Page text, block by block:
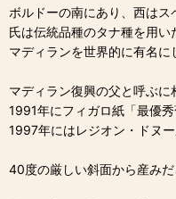
ボルドーの南にあり、西は
氏は伝統品種のタナ種を用い
マディランを世界的に有名に
マディラン復興の父と呼ぶに
1991年にフィガロ紙「最優秀
1997年にはレジオン・ドヌー
40度の厳しい斜面から産み